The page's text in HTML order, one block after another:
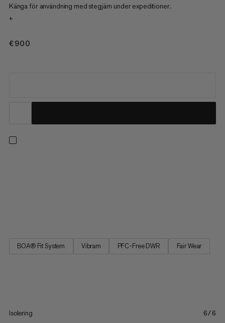
Känga för användning med stegjärn under expeditioner.
+
€900
BOA® Fit System Vibram PFC-Free DWR Fair Wear
Isolering 6/6